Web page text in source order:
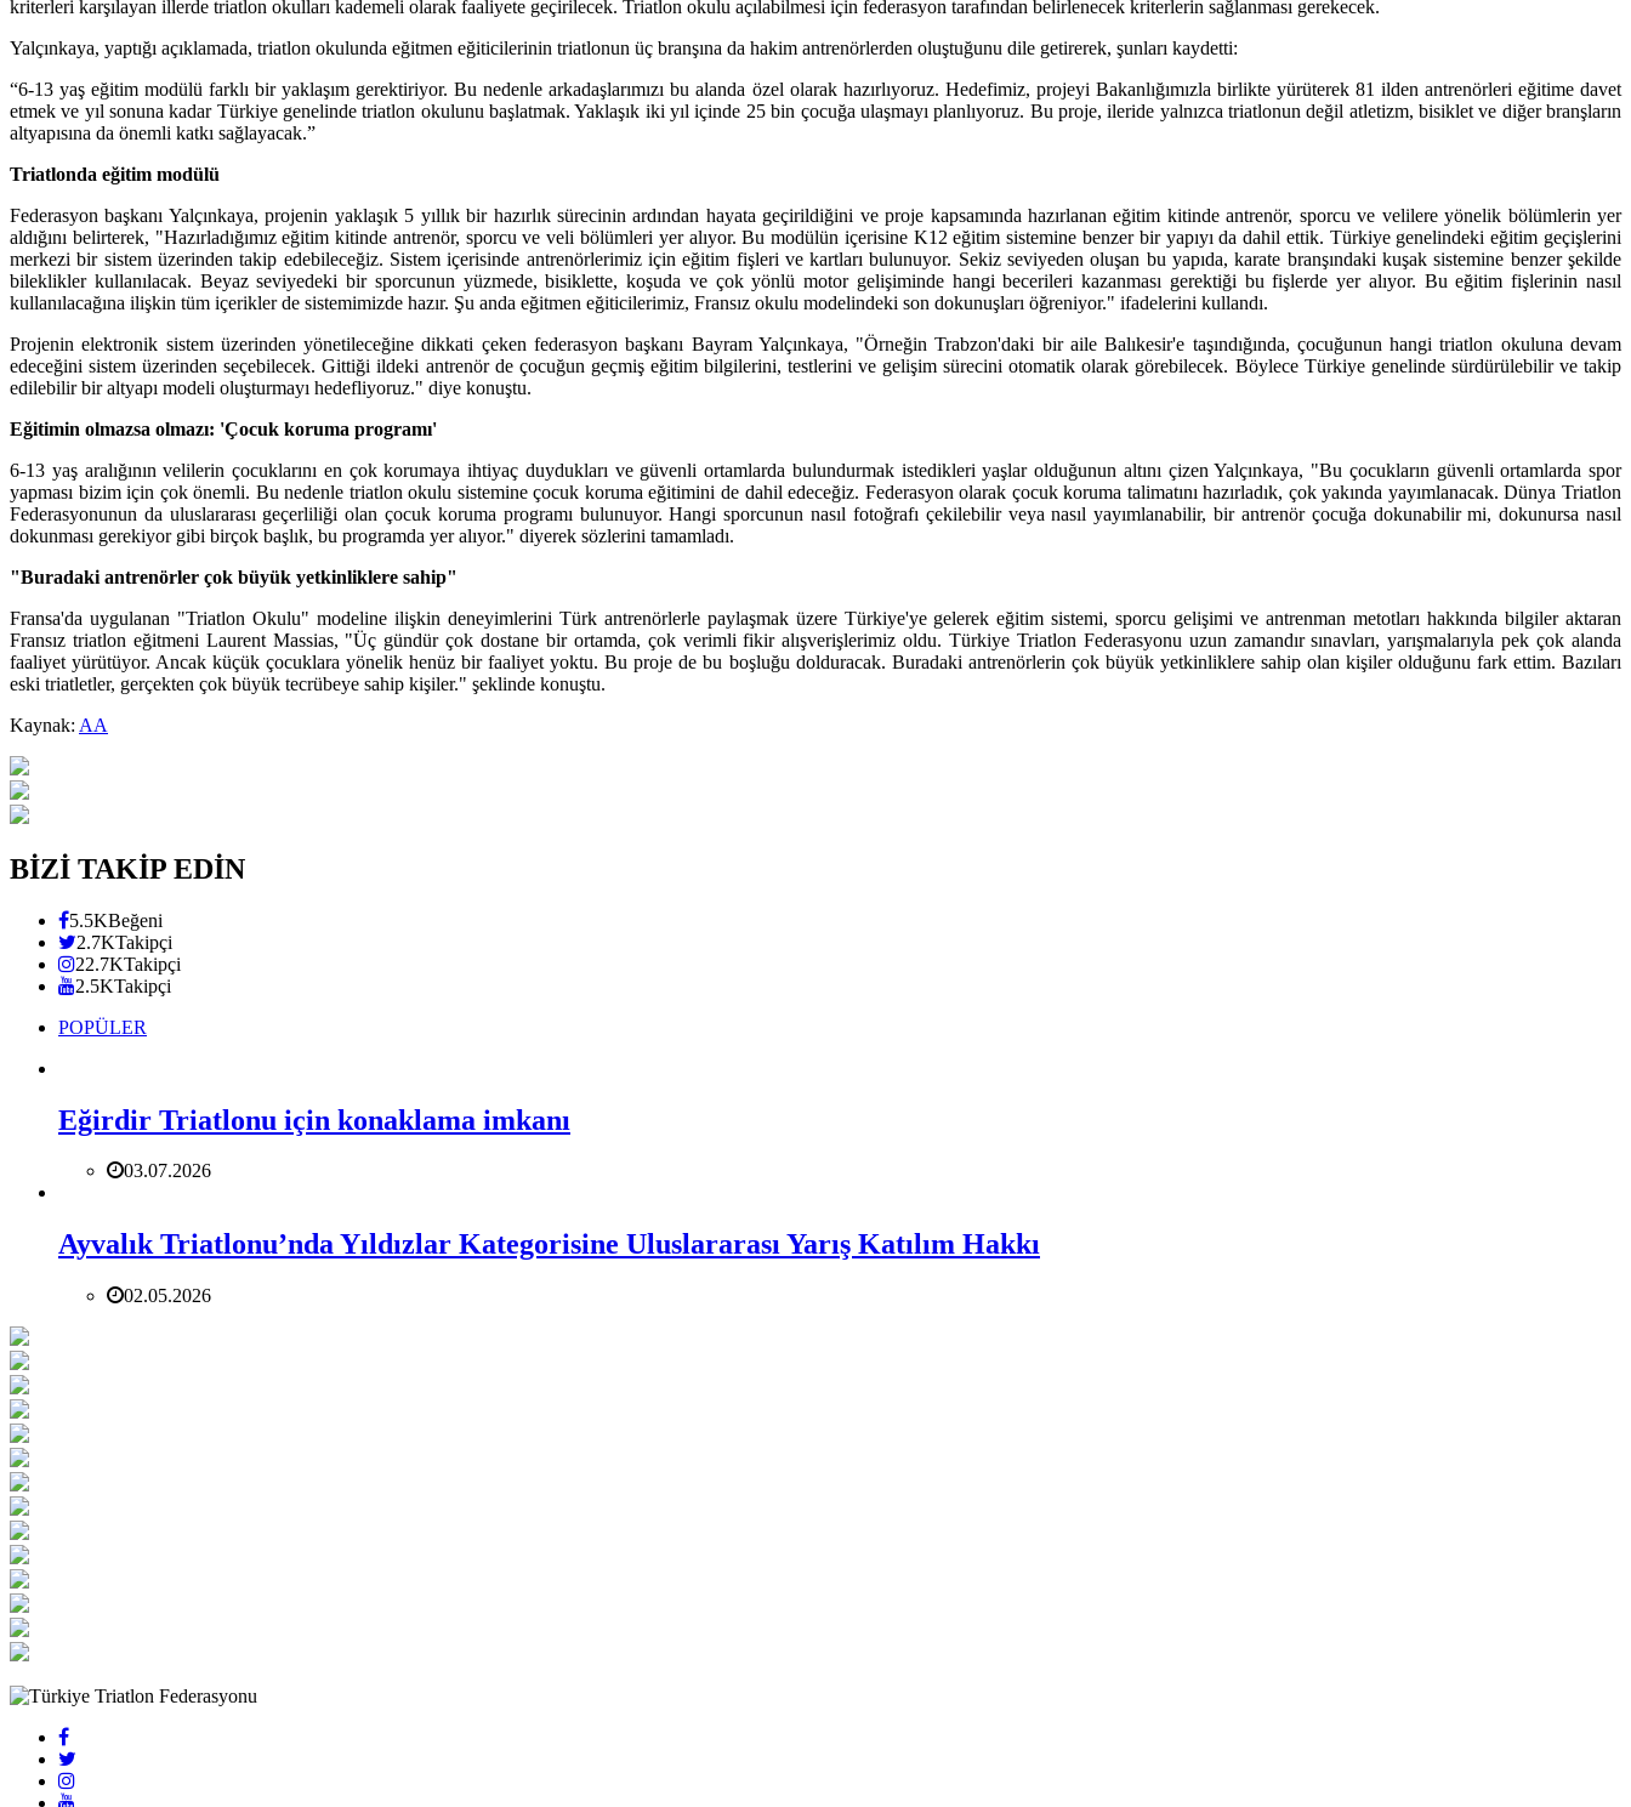
kriterleri karşılayan illerde triatlon okulları kademeli olarak faaliyete geçirilecek. Triatlon okulu açılabilmesi için federasyon tarafından belirlenecek kriterlerin sağlanması gerekecek.
Yalçınkaya, yaptığı açıklamada, triatlon okulunda eğitmen eğiticilerinin triatlonun üç branşına da hakim antrenörlerden oluştuğunu dile getirerek, şunları kaydetti:
“6-13 yaş eğitim modülü farklı bir yaklaşım gerektiriyor. Bu nedenle arkadaşlarımızı bu alanda özel olarak hazırlıyoruz. Hedefimiz, projeyi Bakanlığımızla birlikte yürüterek 81 ilden antrenörleri eğitime davet
etmek ve yıl sonuna kadar Türkiye genelinde triatlon okulunu başlatmak. Yaklaşık iki yıl içinde 25 bin çocuğa ulaşmayı planlıyoruz. Bu proje, ileride yalnızca triatlonun değil atletizm, bisiklet ve diğer branşların
altyapısına da önemli katkı sağlayacak.”
Triatlonda eğitim modülü
Federasyon başkanı Yalçınkaya, projenin yaklaşık 5 yıllık bir hazırlık sürecinin ardından hayata geçirildiğini ve proje kapsamında hazırlanan eğitim kitinde antrenör, sporcu ve velilere yönelik bölümlerin yer
aldığını belirterek, "Hazırladığımız eğitim kitinde antrenör, sporcu ve veli bölümleri yer alıyor. Bu modülün içerisine K12 eğitim sistemine benzer bir yapıyı da dahil ettik. Türkiye genelindeki eğitim geçişlerini
merkezi bir sistem üzerinden takip edebileceğiz. Sistem içerisinde antrenörlerimiz için eğitim fişleri ve kartları bulunuyor. Sekiz seviyeden oluşan bu yapıda, karate branşındaki kuşak sistemine benzer şekilde
bileklikler kullanılacak. Beyaz seviyedeki bir sporcunun yüzmede, bisiklette, koşuda ve çok yönlü motor gelişiminde hangi becerileri kazanması gerektiği bu fişlerde yer alıyor. Bu eğitim fişlerinin nasıl
kullanılacağına ilişkin tüm içerikler de sistemimizde hazır. Şu anda eğitmen eğiticilerimiz, Fransız okulu modelindeki son dokunuşları öğreniyor." ifadelerini kullandı.
Projenin elektronik sistem üzerinden yönetileceğine dikkati çeken federasyon başkanı Bayram Yalçınkaya, "Örneğin Trabzon'daki bir aile Balıkesir'e taşındığında, çocuğunun hangi triatlon okuluna devam
edeceğini sistem üzerinden seçebilecek. Gittiği ildeki antrenör de çocuğun geçmiş eğitim bilgilerini, testlerini ve gelişim sürecini otomatik olarak görebilecek. Böylece Türkiye genelinde sürdürülebilir ve takip
edilebilir bir altyapı modeli oluşturmayı hedefliyoruz." diye konuştu.
Eğitimin olmazsa olmazı: 'Çocuk koruma programı'
6-13 yaş aralığının velilerin çocuklarını en çok korumaya ihtiyaç duydukları ve güvenli ortamlarda bulundurmak istedikleri yaşlar olduğunun altını çizen Yalçınkaya, "Bu çocukların güvenli ortamlarda spor
yapması bizim için çok önemli. Bu nedenle triatlon okulu sistemine çocuk koruma eğitimini de dahil edeceğiz. Federasyon olarak çocuk koruma talimatını hazırladık, çok yakında yayımlanacak. Dünya Triatlon
Federasyonunun da uluslararası geçerliliği olan çocuk koruma programı bulunuyor. Hangi sporcunun nasıl fotoğrafı çekilebilir veya nasıl yayımlanabilir, bir antrenör çocuğa dokunabilir mi, dokunursa nasıl
dokunması gerekiyor gibi birçok başlık, bu programda yer alıyor." diyerek sözlerini tamamladı.
"Buradaki antrenörler çok büyük yetkinliklere sahip"
Fransa'da uygulanan "Triatlon Okulu" modeline ilişkin deneyimlerini Türk antrenörlerle paylaşmak üzere Türkiye'ye gelerek eğitim sistemi, sporcu gelişimi ve antrenman metotları hakkında bilgiler aktaran
Fransız triatlon eğitmeni Laurent Massias, "Üç gündür çok dostane bir ortamda, çok verimli fikir alışverişlerimiz oldu. Türkiye Triatlon Federasyonu uzun zamandır sınavları, yarışmalarıyla pek çok alanda
faaliyet yürütüyor. Ancak küçük çocuklara yönelik henüz bir faaliyet yoktu. Bu proje de bu boşluğu dolduracak. Buradaki antrenörlerin çok büyük yetkinliklere sahip olan kişiler olduğunu fark ettim. Bazıları
eski triatletler, gerçekten çok büyük tecrübeye sahip kişiler." şeklinde konuştu.
Kaynak: AA
BİZİ TAKİP EDİN
5.5KBeğeni
2.7KTakipçi
22.7KTakipçi
2.5KTakipçi
POPÜLER
Eğirdir Triatlonu için konaklama imkanı
03.07.2026
Ayvalık Triatlonu’nda Yıldızlar Kategorisine Uluslararası Yarış Katılım Hakkı
02.05.2026